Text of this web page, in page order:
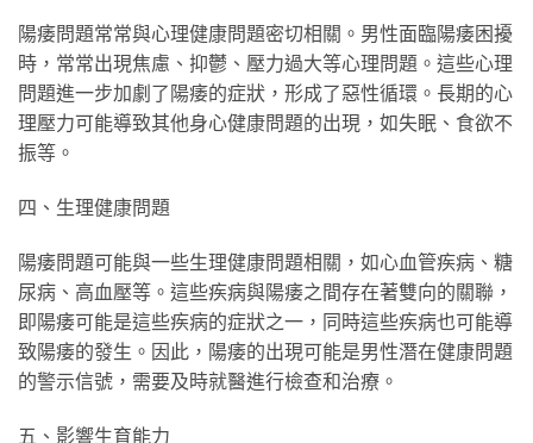
陽痿問題常常與心理健康問題密切相關。男性面臨陽痿困擾
時，常常出現焦慮、抑鬱、壓力過大等心理問題。這些心理
問題進一步加劇了陽痿的症狀，形成了惡性循環。長期的心
理壓力可能導致其他身心健康問題的出現，如失眠、食欲不
振等。
四、生理健康問題
陽痿問題可能與一些生理健康問題相關，如心血管疾病、糖
尿病、高血壓等。這些疾病與陽痿之間存在著雙向的關聯，
即陽痿可能是這些疾病的症狀之一，同時這些疾病也可能導
致陽痿的發生。因此，陽痿的出現可能是男性潛在健康問題
的警示信號，需要及時就醫進行檢查和治療。
五、影響生育能力